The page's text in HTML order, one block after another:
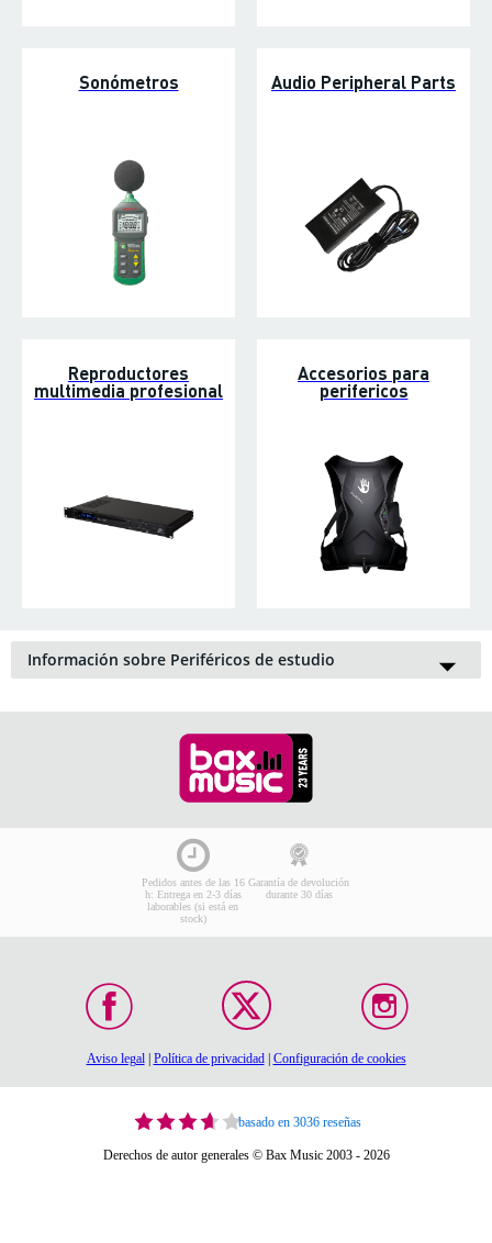
Sonómetros Audio Peripheral Parts
Reproductores
multimedia profesional
Accesorios para
perifericos
Información sobre Periféricos de estudio
gran parte de la sección deestudio y grabación. Consiste en
grabación. Por ejemplo encontrarás
monitores
interfaces de audio,micrófonos
, pero también otros como procesadores de audio y de
efectos, cajas DI, controladores de monitorización y hasta
Pedidos antes de las 16
h: Entrega en 2-3 días
laborables (si está en
stock)
Garantía de devolución
durante 30 días
Aviso legal| Política de privacidad| Configuración de cookies
basado en 3036 reseñas
Derechos de autor generales © Bax Music 2003 - 2026